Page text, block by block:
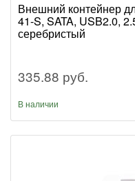
Внешний контейнер
41-S, SATA, USB2.0,
серебристый
335.88 руб.
В наличии